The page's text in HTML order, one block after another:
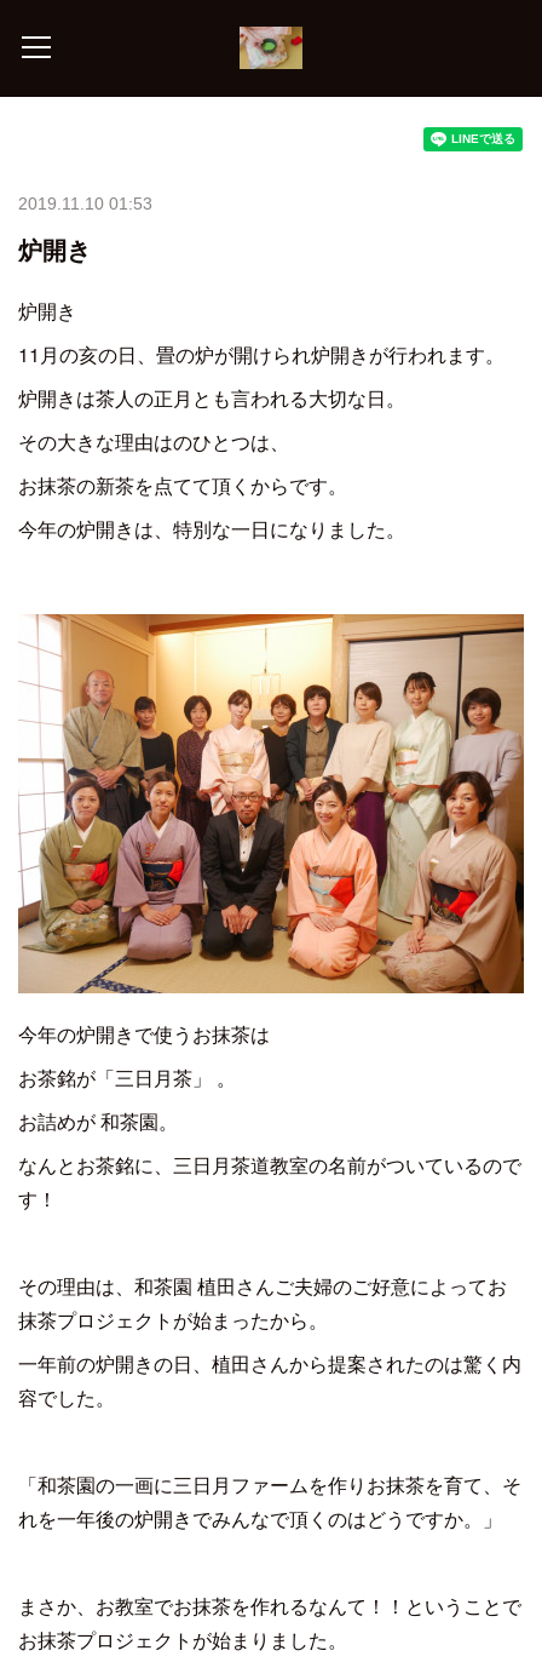
2019.11.10 01:53
炉開き
炉開き
11月の亥の日、畳の炉が開けられ炉開きが行われます。
炉開きは茶人の正月とも言われる大切な日。
その大きな理由はのひとつは、
お抹茶の新茶を点てて頂くからです。
今年の炉開きは、特別な一日になりました。
今年の炉開きで使うお抹茶は
お茶銘が「三日月茶」 。
お詰めが 和茶園。
なんとお茶銘に、三日月茶道教室の名前がついているので
す！
その理由は、和茶園 植田さんご夫婦のご好意によってお
抹茶プロジェクトが始まったから。
一年前の炉開きの日、植田さんから提案されたのは驚く内
容でした。
「和茶園の一画に三日月ファームを作りお抹茶を育て、そ
れを一年後の炉開きでみんなで頂くのはどうですか。」
まさか、お教室でお抹茶を作れるなんて！！ということで
お抹茶プロジェクトが始まりました。